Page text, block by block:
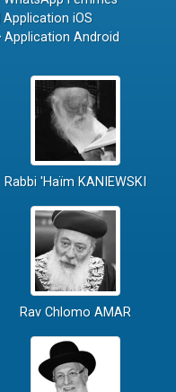
Application iOS
Application Android
Rabbi 'Haïm KANIEWSKI
Rav Chlomo AMAR